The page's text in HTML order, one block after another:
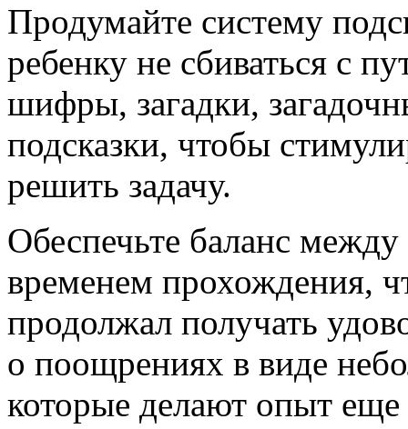
Продумайте систему
ребенку не сбиваться с
шифры, загадки,
подсказки, чтобы
решить задачу.
Обеспечьте баланс
временем прохождения,
продолжал получать
о поощрениях в виде
которые делают опыт